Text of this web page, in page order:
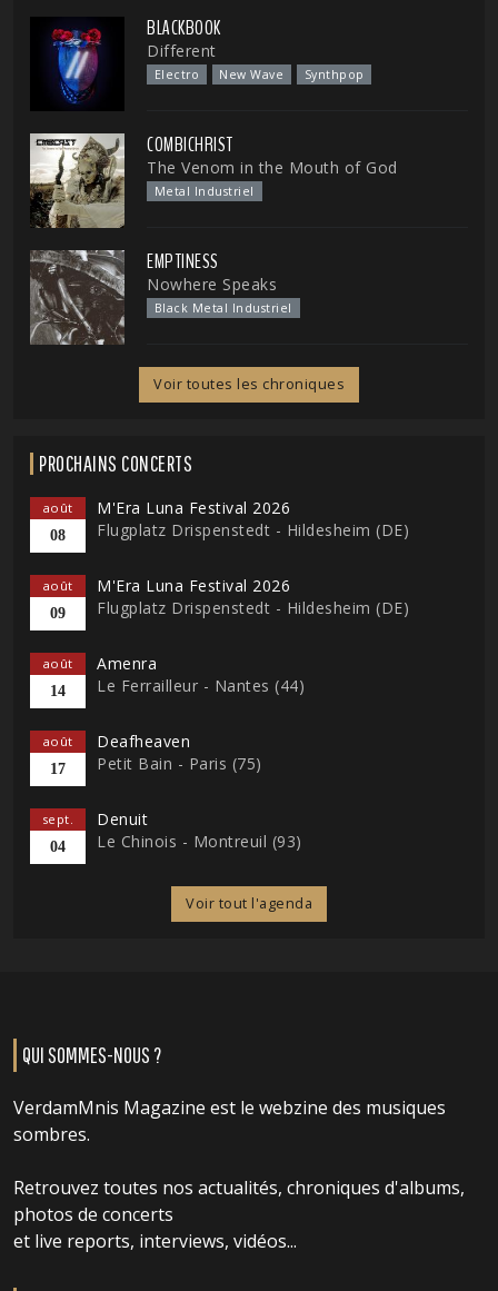
BLACKBOOK
Different
Electro New Wave Synthpop
COMBICHRIST
The Venom in the Mouth of God
Metal Industriel
EMPTINESS
Nowhere Speaks
Black Metal Industriel
Voir toutes les chroniques
PROCHAINS CONCERTS
août
08
M'Era Luna Festival 2026
Flugplatz Drispenstedt - Hildesheim (DE)
août
09
M'Era Luna Festival 2026
Flugplatz Drispenstedt - Hildesheim (DE)
août
14
Amenra
Le Ferrailleur - Nantes (44)
août
17
Deafheaven
Petit Bain - Paris (75)
sept.
04
Denuit
Le Chinois - Montreuil (93)
Voir tout l'agenda
QUI SOMMES-NOUS ?
VerdamMnis Magazine est le webzine des musiques
sombres.
Retrouvez toutes nos actualités, chroniques d'albums,
photos de concerts
et live reports, interviews, vidéos...